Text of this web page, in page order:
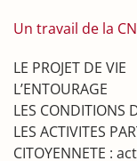
Un travail de la
LE PROJET DE VIE
L’ENTOURAGE
LES CONDITIONS
LES ACTIVITES
CITOYENNETE :